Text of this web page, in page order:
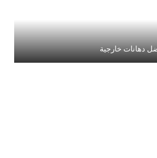
دهانات خارجية